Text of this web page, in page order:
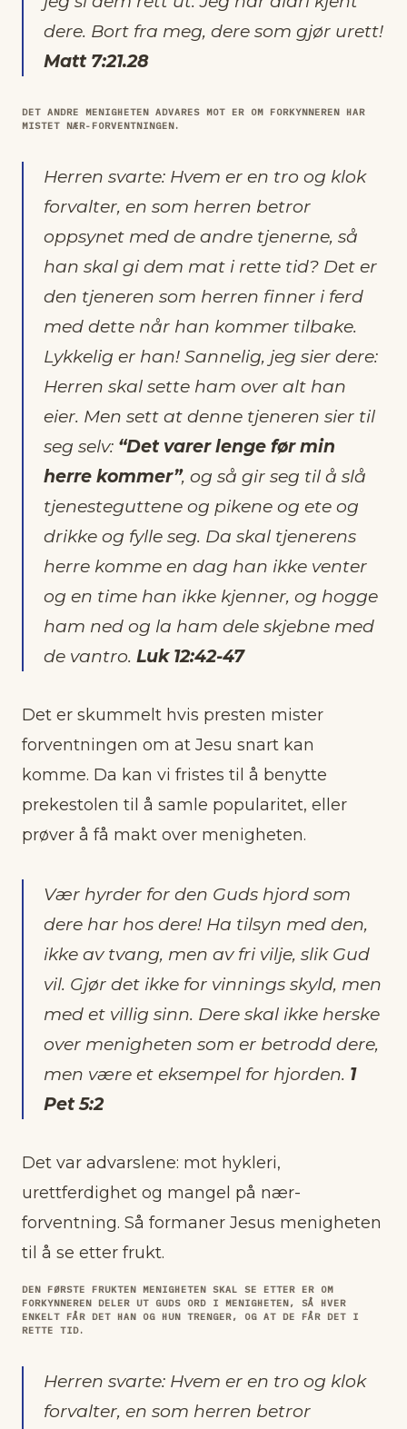
dere. Bort fra meg, dere som gjør urett!
Matt 7:21.28
DET ANDRE MENIGHETEN ADVARES MOT ER OM FORKYNNEREN HAR
MISTET NÆR-FORVENTNINGEN.
Herren svarte: Hvem er en tro og klok
forvalter, en som herren betror
oppsynet med de andre tjenerne, så
han skal gi dem mat i rette tid? Det er
den tjeneren som herren finner i ferd
med dette når han kommer tilbake.
Lykkelig er han! Sannelig, jeg sier dere:
Herren skal sette ham over alt han
eier. Men sett at denne tjeneren sier til
seg selv: “Det varer lenge før min
herre kommer”, og så gir seg til å slå
tjenesteguttene og pikene og ete og
drikke og fylle seg. Da skal tjenerens
herre komme en dag han ikke venter
og en time han ikke kjenner, og hogge
ham ned og la ham dele skjebne med
de vantro. Luk 12:42-47
Det er skummelt hvis presten mister
forventningen om at Jesu snart kan
komme. Da kan vi fristes til å benytte
prekestolen til å samle popularitet, eller
prøver å få makt over menigheten.
Vær hyrder for den Guds hjord som
dere har hos dere! Ha tilsyn med den,
ikke av tvang, men av fri vilje, slik Gud
vil. Gjør det ikke for vinnings skyld, men
med et villig sinn. Dere skal ikke herske
over menigheten som er betrodd dere,
men være et eksempel for hjorden. 1
Pet 5:2
Det var advarslene: mot hykleri,
urettferdighet og mangel på nær-
forventning. Så formaner Jesus menigheten
til å se etter frukt.
DEN FØRSTE FRUKTEN MENIGHETEN SKAL SE ETTER ER OM
FORKYNNEREN DELER UT GUDS ORD I MENIGHETEN, SÅ HVER
ENKELT FÅR DET HAN OG HUN TRENGER, OG AT DE FÅR DET I
RETTE TID.
Herren svarte: Hvem er en tro og klok
forvalter, en som herren betror